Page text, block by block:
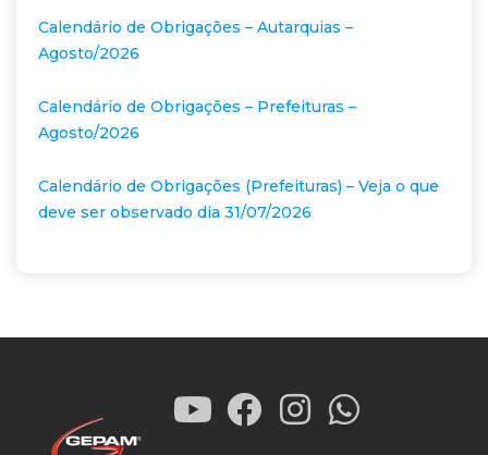
Calendário de Obrigações – Autarquias –
Agosto/2026
Calendário de Obrigações – Prefeituras –
Agosto/2026
Calendário de Obrigações (Prefeituras) – Veja o que
deve ser observado dia 31/07/2026